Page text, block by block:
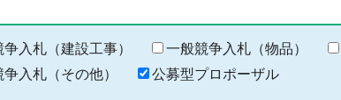
る
キ
ー
入札（建設工事） 一般競争入札（物品）
入札（その他）
公募型プロポーザル